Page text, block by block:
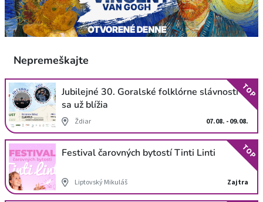
Nepremeškajte
Jubilejné 30. Goralské folklórne slávnosti
sa už blížia
Ždiar 07.08. - 09.08.
TOP
Festival čarovných bytostí Tinti Linti
Liptovský Mikuláš Zajtra
TOP